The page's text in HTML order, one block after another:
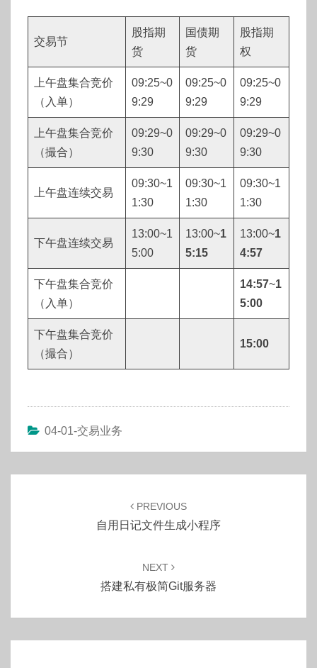
交易节
股指期
货
国债期
货
股指期
权
上午盘集合竞价
（入单）
09:25~0
9:29
09:25~0
9:29
09:25~0
9:29
上午盘集合竞价
（撮合）
09:29~0
9:30
09:29~0
9:30
09:29~0
9:30
上午盘连续交易
09:30~1
1:30
09:30~1
1:30
09:30~1
1:30
下午盘连续交易
13:00~1
5:00
13:00~1
5:15
13:00~1
4:57
下午盘集合竞价
（入单）
14:57~1
5:00
下午盘集合竞价
（撮合）
15:00
04-01-交易业务
PREVIOUS
自用日记文件生成小程序
NEXT
搭建私有极简git服务器